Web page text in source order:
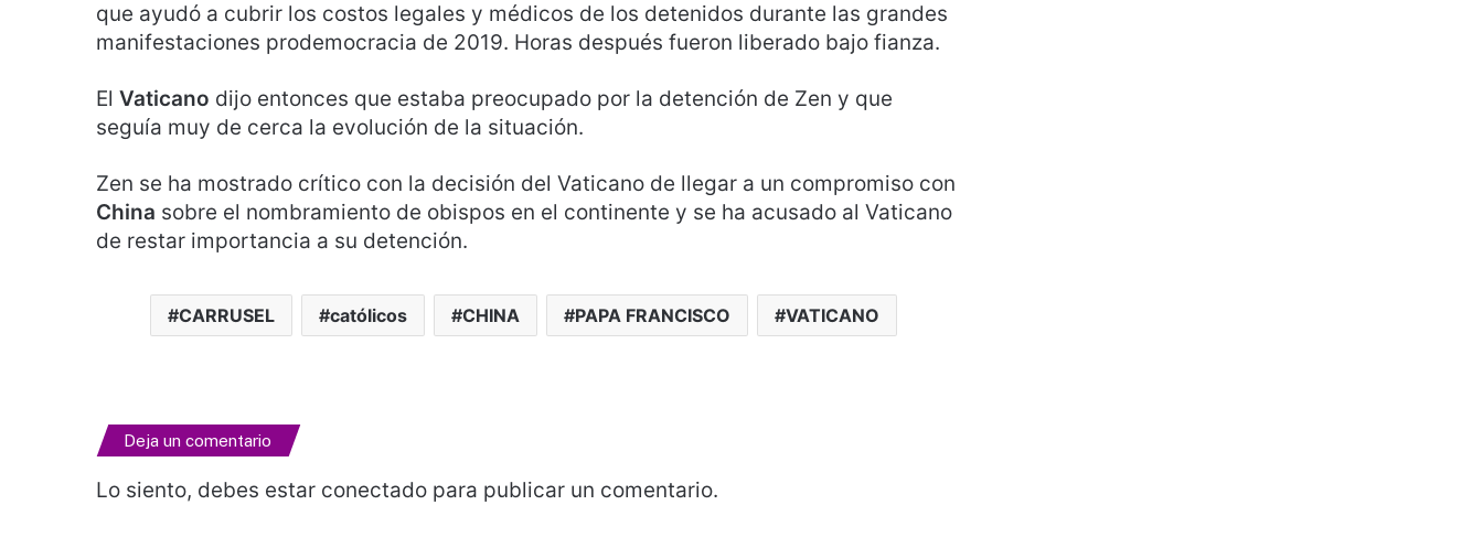
que ayudó a cubrir los costos legales y médicos de los detenidos durante las grandes
manifestaciones prodemocracia de 2019. Horas después fueron liberado bajo fianza.
El Vaticano dijo entonces que estaba preocupado por la detención de Zen y que
seguía muy de cerca la evolución de la situación.
Zen se ha mostrado crítico con la decisión del Vaticano de llegar a un compromiso con
China sobre el nombramiento de obispos en el continente y se ha acusado al Vaticano
de restar importancia a su detención.
CARRUSEL católicos CHINA PAPA FRANCISCO VATICANO
Deja un comentario
Lo siento, debes estar conectado para publicar un comentario.